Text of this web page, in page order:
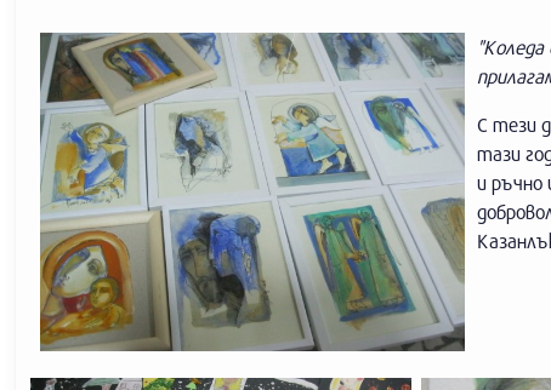
С тези
тази
и ръчно